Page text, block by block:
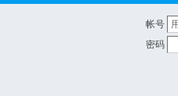
帐号
密码